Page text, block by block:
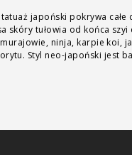
japoński pokrywa całe
skóry tułowia od końca
ninja, karpie koi,
Styl neo-japoński jest